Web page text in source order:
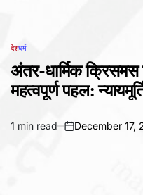
POSTED
देशधर्म
अंतर-धार्मिक
महत्वपूर्ण पहल:
Estimated
1 min read
on
December 17,